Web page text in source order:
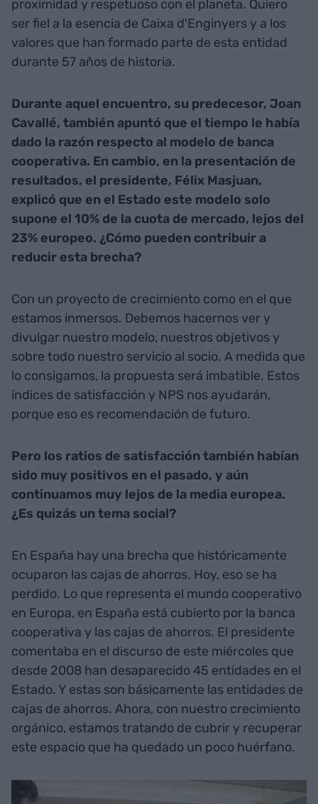
proximidad y respetuoso con el planeta. Quiero
ser fiel a la esencia de Caixa d'Enginyers y a los
valores que han formado parte de esta entidad
durante 57 años de historia.
Durante aquel encuentro, su predecesor, Joan
Cavallé, también apuntó que el tiempo le había
dado la razón respecto al modelo de banca
cooperativa. En cambio, en la presentación de
resultados, el presidente, Félix Masjuan,
explicó que en el Estado este modelo solo
supone el 10% de la cuota de mercado, lejos del
23% europeo. ¿Cómo pueden contribuir a
reducir esta brecha?
Con un proyecto de crecimiento como en el que
estamos inmersos. Debemos hacernos ver y
divulgar nuestro modelo, nuestros objetivos y
sobre todo nuestro servicio al socio. A medida que
lo consigamos, la propuesta será imbatible. Estos
índices de satisfacción y NPS nos ayudarán,
porque eso es recomendación de futuro.
Pero los ratios de satisfacción también habían
sido muy positivos en el pasado, y aún
continuamos muy lejos de la media europea.
¿Es quizás un tema social?
En España hay una brecha que históricamente
ocuparon las cajas de ahorros. Hoy, eso se ha
perdido. Lo que representa el mundo cooperativo
en Europa, en España está cubierto por la banca
cooperativa y las cajas de ahorros. El presidente
comentaba en el discurso de este miércoles que
desde 2008 han desaparecido 45 entidades en el
Estado. Y estas son básicamente las entidades de
cajas de ahorros. Ahora, con nuestro crecimiento
orgánico, estamos tratando de cubrir y recuperar
este espacio que ha quedado un poco huérfano.